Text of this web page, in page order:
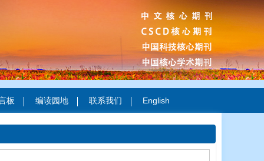
板 编读园地 联系我们 English